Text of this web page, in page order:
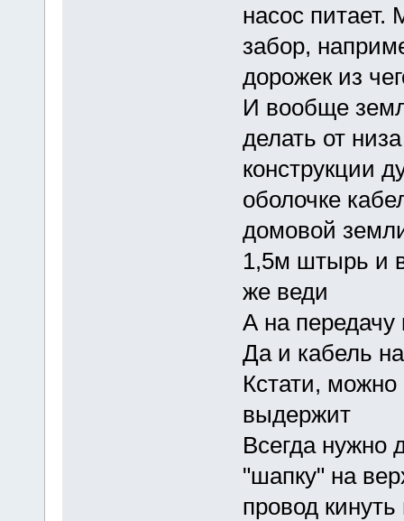
насос питает.
забор,
дорожек из
И вообще
делать от
конструкции
оболочке
домовой
1,5м штырь и
же веди
А на передачу
Да и кабель
Кстати,
выдержит
Всегда нужно
"шапку" на
провод